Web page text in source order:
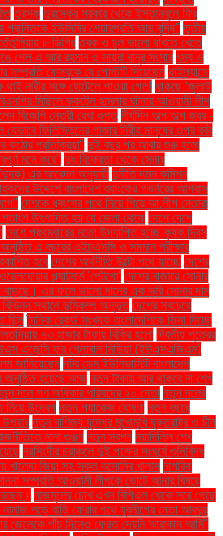
তুরস্ক তুরস্কের সরকার থেকে ইস্তানবুলে ফ্রি
প্রান্তিকে ইউসিবির শেয়ারপ্রতি আয় বৃদ্ধি" তৃতীয়
৮ ডিগ্রি ত্বক ও চুল ভালো রাখতে খেতে
গেল এ আর রহমান ও সায়রা বানুর সংসার ৎস্য ও
সম্প্রতি ফেসবুকে যে পোস্টটি দিয়েছেন থাইল্যান্ডে
নারীর সঙ্গে হোটেলে পাওয়া গেল! থাকছে ‘জুলাই
মিছিলে ককটেল হামলার ঘটনায় আওয়ামী লীগ
বিজেপি নেত্রী রেখা গুপ্ত দীর্ঘদিন অল্প অল্প জ্বর -
ফিলিস্তিনের গাজার নিরীহ মানুষের ওপর বর্বর
কঠোর প্রতিক্রিয়া" দুই বছর পর আবার শুরু হলো
মনে করে" দুধ বিক্রেতা থেকে সেনার
(দুদক) এর আবেদন অনুযায়ী দুর্নীতি দমন কমিশন
উদ্দেশে বাংলাদেশ ব্যাংকের গভর্নরের আশ্বাস
দেশকে ধ্বংসের পথে নিয়ে গিয়ে আ.লীগ নেতারা
শতাংশ উৎপাদিত হয় যে জেলা থেকে দেশে দেশে
দেশে প্রথমবারের মতো উদযাপিত হচ্ছে কৃষক দিবস
অনুষ্ঠিত এ বছরের এইচএসসি ও সমমান পরীক্ষার
হবে দেশের অর্থনীতি উল্টো পথে যাচ্ছে দেশের
প্ল্যাটফর্ম 'পেটগো' দেশের বাজারে সোনার
বাড়ছে। এর ফলে ভালো মানের এক ভরি সোনার দাম
বিভিন্ন স্থানে ভূমিকম্প অনুভূত দেশের সবচেয়ে
ছিল দৈনিক রেকর্ড সংখ্যক বাংলাদেশিকে ভিসা দিচ্ছে
৭৩ হাজার টাকায় বিক্রি হলো দ্বিতীয় পুত্রের
এজেন্সি ফর গ্লোবাল মিডিয়া (ইউএসএজিএম)
জানিয়েছেন নটর ডেম ইউনিভার্সিটি বাংলাদেশ
অনুষ্ঠিত হয়েছে আজ নতুন টাকায় আর থাকবে না শেখ
দলে গণ অধিকার পরিষদের ২০ নেতা নতুন দলের
নিয়ে উদ্বেগ নতুন প্যাকেজ ঘোষণা নতুন বছরে
নতুন বাণিজ্য যুদ্ধের মুখোমুখি যুক্তরাষ্ট্র ও চীন
নানা গুঞ্জন নতুন স্বপ্ন নয়াদিল্লি শেখ
নরসিংদীর চরাঞ্চলে দুই পক্ষের সংঘর্ষে গুলিবিদ্ধ
খালেদা জিয়া সহ সকল আসামির খালাস নাগরিক
সম্প্রতি আওয়ামী লীগকে ভোটে আনার বিষয়ে
নাজমুলের চোখ এখন বিপিএল থেকে সরে গেছে
পড়ে বাড়ি ফেরার পথে যুবলীগের নেতা আবদুর
জেলেকে পাঁচ দিনেও ফেরত দেয়নি আরাকান আর্মি"